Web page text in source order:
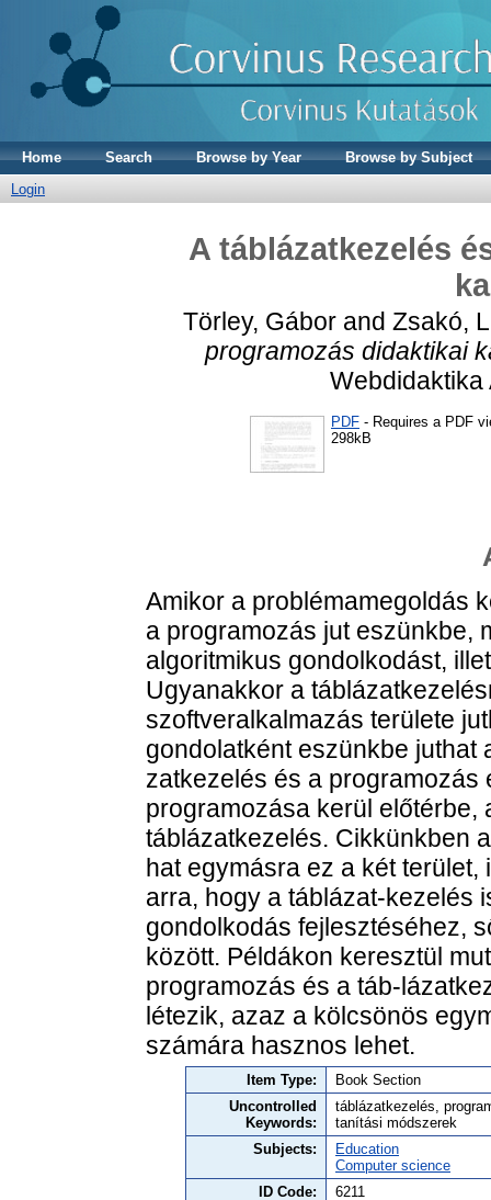
Home Search Browse by Year
Browse by Subject
Login
A táblázatkezelés
Törley, Gábor and Zsakó,
programozás didaktikai
Webdidaktika
PDF - Requires a PDF
298kB
Amikor a problémamegoldás
a programozás jut eszünkbe,
algoritmikus gondolkodást,
Ugyanakkor a
szoftveralkalmazás területe
gondolatként eszünkbe juthat
zatkezelés és a
programozása kerül előtérbe,
táblázatkezelés. Cikkünkben
hat egymásra ez a két
arra, hogy a táblázat-kezelés
gondolkodás fejlesztéséhez,
között. Példákon keresztül
programozás és a táb-
létezik, azaz a kölcsönös
számára hasznos lehet.
Item Type:
Book Section
Uncontrolled
Keywords:
táblázatkezelés,
tanítási módszerek
Subjects:
Education
Computer science
ID Code:
6211